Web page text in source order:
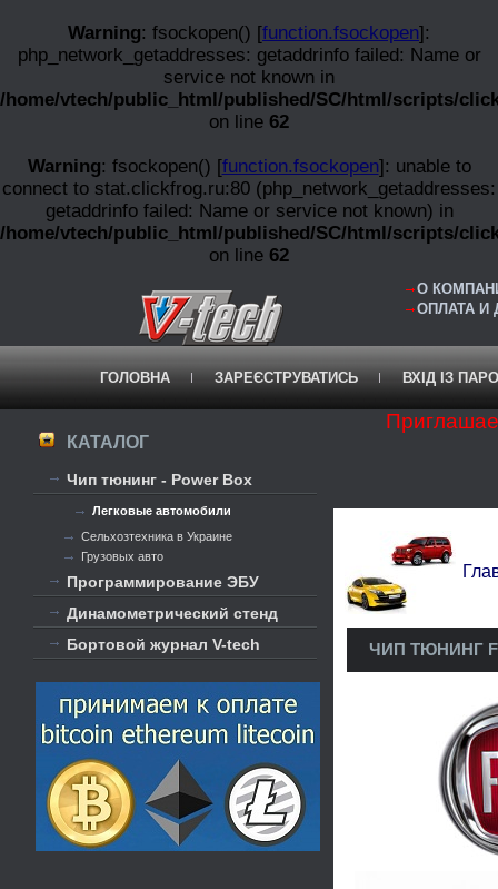
Warning: fsockopen() [function.fsockopen]:
php_network_getaddresses: getaddrinfo failed: Name or
service not known in
/home/vtech/public_html/published/SC/html/scripts/
on line 62
Warning: fsockopen() [function.fsockopen]: unable to
connect to stat.clickfrog.ru:80 (php_network_getaddresses:
getaddrinfo failed: Name or service not known) in
/home/vtech/public_html/published/SC/html/scripts/
on line 62
О
ОПЛАТА И
ГОЛОВНА ЗАРЕЄСТРУВАТИСЬ ВХІД ІЗ
КАТАЛОГ
Чип тюнинг - Power Box
Легковые автомобили
Сельхозтехника в Украине
Грузовых авто
Программирование ЭБУ
Динамометрический стенд
Бортовой журнал V-tech
ЧИП ТЮНИНГ